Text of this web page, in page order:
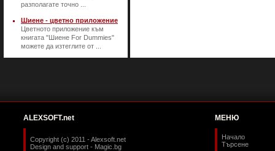
разполагате точно ...
Шиене - цветно приложение
Цветното приложение към
книгата "Шиене For Dummies"
можете да изтеглите от ...
ALEXSOFT.net
Copyright (c) 2011 - Alexsoft.net
Design and support - Magic.bg
МЕНЮ
Начало
Търсене